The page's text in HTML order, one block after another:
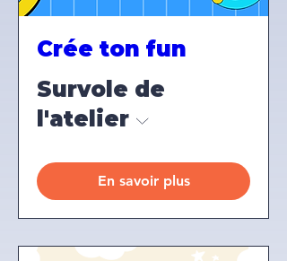
Crée ton fun
Survole de
l'atelier
En savoir plus